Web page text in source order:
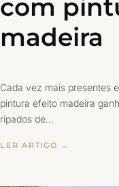
com
madeira
Cada vez mais presentes
pintura efeito madeira
ripados de…
LER ARTIGO →